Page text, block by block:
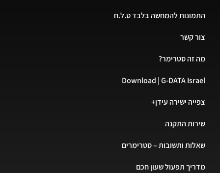
התמונות להמחשה בלבד ט.ל.ח
צור קשר
מה זה סטרימר?
Download | G-DATA Israel
צפייה ישירה עידן+
שירות התקנה
שאלות ותשובות – סטרימרים
מדריך תפעול שעון חכם